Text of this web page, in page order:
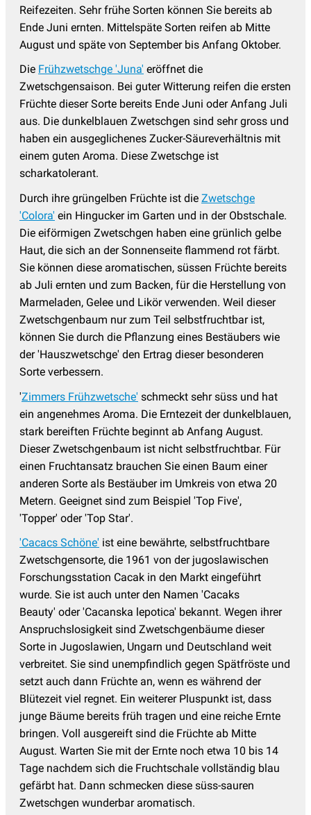
Reifezeiten. Sehr frühe Sorten können Sie bereits ab
Ende Juni ernten. Mittelspäte Sorten reifen ab Mitte
August und späte von September bis Anfang Oktober.
Die Frühzwetschge 'Juna' eröffnet die
Zwetschgensaison. Bei guter Witterung reifen die ersten
Früchte dieser Sorte bereits Ende Juni oder Anfang Juli
aus. Die dunkelblauen Zwetschgen sind sehr gross und
haben ein ausgeglichenes Zucker-Säureverhältnis mit
einem guten Aroma. Diese Zwetschge ist
scharkatolerant.
Durch ihre grüngelben Früchte ist die Zwetschge
'Colora' ein Hingucker im Garten und in der Obstschale.
Die eiförmigen Zwetschgen haben eine grünlich gelbe
Haut, die sich an der Sonnenseite flammend rot färbt.
Sie können diese aromatischen, süssen Früchte bereits
ab Juli ernten und zum Backen, für die Herstellung von
Marmeladen, Gelee und Likör verwenden. Weil dieser
Zwetschgenbaum nur zum Teil selbstfruchtbar ist,
können Sie durch die Pflanzung eines Bestäubers wie
der 'Hauszwetschge' den Ertrag dieser besonderen
Sorte verbessern.
'Zimmers Frühzwetsche' schmeckt sehr süss und hat
ein angenehmes Aroma. Die Erntezeit der dunkelblauen,
stark bereiften Früchte beginnt ab Anfang August.
Dieser Zwetschgenbaum ist nicht selbstfruchtbar. Für
einen Fruchtansatz brauchen Sie einen Baum einer
anderen Sorte als Bestäuber im Umkreis von etwa 20
Metern. Geeignet sind zum Beispiel 'Top Five',
'Topper' oder 'Top Star'.
'Cacacs Schöne' ist eine bewährte, selbstfruchtbare
Zwetschgensorte, die 1961 von der jugoslawischen
Forschungsstation Cacak in den Markt eingeführt
wurde. Sie ist auch unter den Namen 'Cacaks
Beauty' oder 'Cacanska lepotica' bekannt. Wegen ihrer
Anspruchslosigkeit sind Zwetschgenbäume dieser
Sorte in Jugoslawien, Ungarn und Deutschland weit
verbreitet. Sie sind unempfindlich gegen Spätfröste und
setzt auch dann Früchte an, wenn es während der
Blütezeit viel regnet. Ein weiterer Pluspunkt ist, dass
junge Bäume bereits früh tragen und eine reiche Ernte
bringen. Voll ausgereift sind die Früchte ab Mitte
August. Warten Sie mit der Ernte noch etwa 10 bis 14
Tage nachdem sich die Fruchtschale vollständig blau
gefärbt hat. Dann schmecken diese süss-sauren
Zwetschgen wunderbar aromatisch.